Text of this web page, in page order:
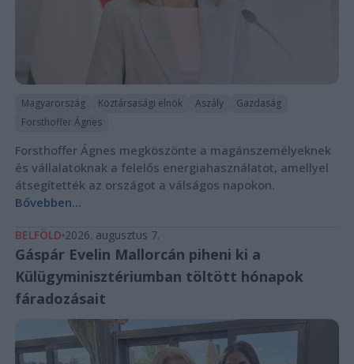
Magyarország Köztársasági elnök Aszály
Gazdaság
Forsthoffer Ágnes
Forsthoffer Ágnes megköszönte a magánszemélyeknek
és vállalatoknak a felelős energiahasználatot, amellyel
átsegítették az országot a válságos napokon.
Bővebben...
BELFÖLD 2026. augusztus 7.
Gáspár Evelin Mallorcán piheni ki a
Külügyminisztériumban töltött hónapok
fáradozásait